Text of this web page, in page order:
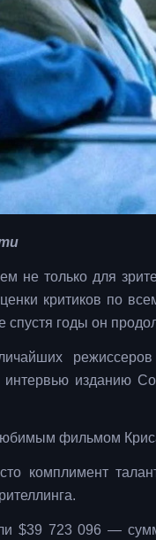
не только для
критиков по
спустя годы он
изданию
фильмом
комплимент
$39 723 096 —